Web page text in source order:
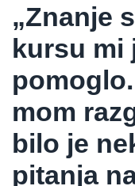
„Znanje
kursu mi
mom
bilo je
pitanja